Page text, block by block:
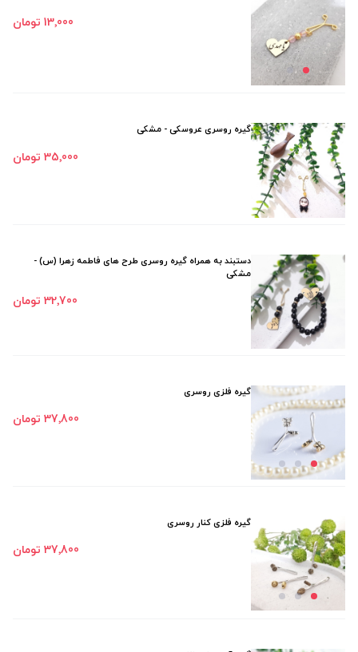
13٬000 تومان
گیره روسری عروسکی - مشکی
35٬000 تومان
دستبند به همراه گیره روسری طرح های فاطمه زهرا (س) -
مشكی
32٬700 تومان
گیره فلزی روسری
37٬800 تومان
گیره فلزی کنار روسری
37٬800 تومان